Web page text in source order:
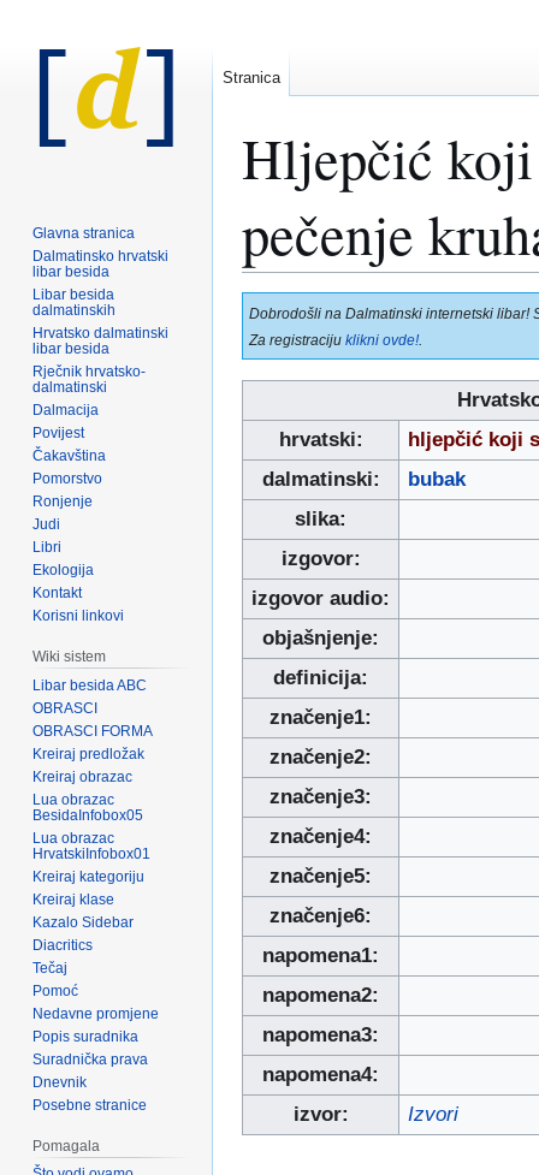
Hljepčić koji
pečenje
Prijeđi
na
navigaciju
Prijeđi
na
pretraživanje
Dobrodošli na Dalmatinski internetski libar!
Za registraciju klikni ovde!
hrvatski:
hljepčić koji
dalmatinski:
bubak
slika:
izgovor:
izgovor audio:
objašnjenje:
definicija:
značenje1:
značenje2:
značenje3:
značenje4:
značenje5:
značenje6:
napomena1:
napomena2:
napomena3:
napomena4:
izvor:
Izvori
Stranica
Glavna stranica
Dalmatinsko hrvatski
libar besida
Libar besida
dalmatinskih
Hrvatsko dalmatinski
libar besida
Rječnik hrvatsko-
dalmatinski
Dalmacija
Povijest
Čakavština
Pomorstvo
Ronjenje
Judi
Libri
Ekologija
Kontakt
Korisni linkovi
Wiki sistem
Libar besida ABC
OBRASCI
OBRASCI FORMA
Kreiraj predložak
Kreiraj obrazac
Lua obrazac
BesidaInfobox05
Lua obrazac
HrvatskiInfobox01
Kreiraj kategoriju
Kreiraj klase
Kazalo Sidebar
Diacritics
Tečaj
Pomoć
Nedavne promjene
Popis suradnika
Suradnička prava
Dnevnik
Posebne stranice
Pomagala